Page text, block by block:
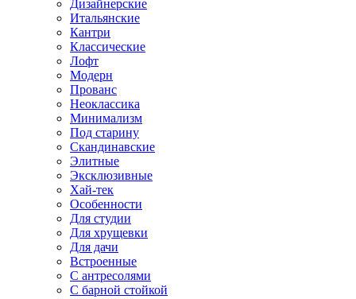
Дизайнерские
Итальянские
Кантри
Классические
Лофт
Модерн
Прованс
Неоклассика
Минимализм
Под старину
Скандинавские
Элитные
Эксклюзивные
Хай-тек
Особенности
Для студии
Для хрущевки
Для дачи
Встроенные
С антресолями
С барной стойкой